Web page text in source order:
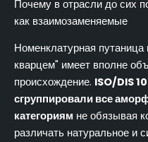
Почему в отрасли до сих
как взаимозаменяемые
Номенклатурная
кварцем" имеет вполне
происхождение. ISO/DIS
сгруппировали все
категориям не обязывая
различать натуральное и